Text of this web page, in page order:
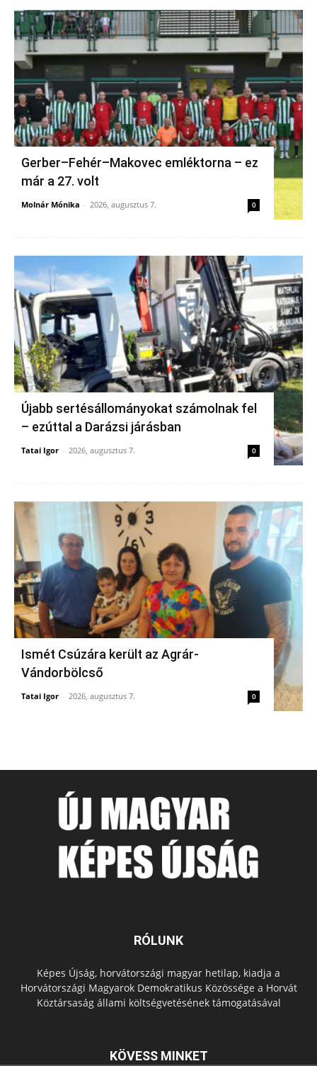
Gerber–Fehér–Makovec emléktorna – ez
már a 27. volt
Molnár Mónika - 2026, augusztus 7. 0
Újabb sertésállományokat számolnak fel
– ezúttal a Darázsi járásban
Tatai Igor - 2026, augusztus 7. 0
Ismét Csúzára került az Agrár-
Vándorbölcső
Tatai Igor - 2026, augusztus 7. 0
RÓLUNK
Képes Újság, horvátországi magyar hetilap, kiadja a
Horvátországi Magyarok Demokratikus Közössége a Horvát
Köztársaság állami költségvetésének támogatásával
KÖVESS MINKET